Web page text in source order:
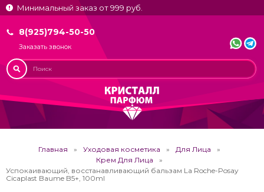
Минимальный заказ от 999 руб.
8(925)794-50-50
Заказать звонок
Главная Уходовая косметика
Для Лица
Крем Для Лица
Успокаивающий, восстанавливающий бальзам La Roche-Posay
Cicaplast Baume B5+, 100ml